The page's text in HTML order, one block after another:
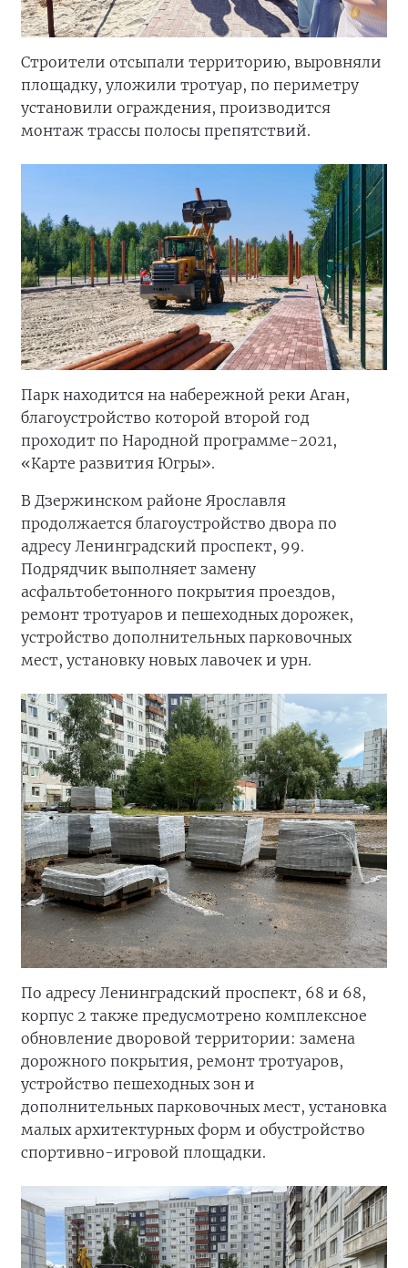
Строители отсыпали территорию, выровняли
площадку, уложили тротуар, по периметру
установили ограждения, производится
монтаж трассы полосы препятствий.
Парк находится на набережной реки Аган,
благоустройство которой второй год
проходит по Народной программе-2021,
«Карте развития Югры».
В Дзержинском районе Ярославля
продолжается благоустройство двора по
адресу Ленинградский проспект, 99.
Подрядчик выполняет замену
асфальтобетонного покрытия проездов,
ремонт тротуаров и пешеходных дорожек,
устройство дополнительных парковочных
мест, установку новых лавочек и урн.
По адресу Ленинградский проспект, 68 и 68,
корпус 2 также предусмотрено комплексное
обновление дворовой территории: замена
дорожного покрытия, ремонт тротуаров,
устройство пешеходных зон и
дополнительных парковочных мест, установка
малых архитектурных форм и обустройство
спортивно-игровой площадки.